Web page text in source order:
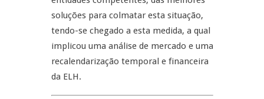
soluções para colmatar esta situação,
tendo-se chegado a esta medida, a qual
implicou uma análise de mercado e uma
recalendarização temporal e financeira
da ELH.